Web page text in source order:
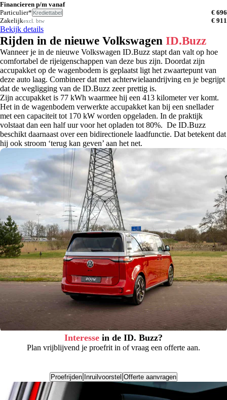
Financieren p/m vanaf
Particulier* Krediettabel
€ 696
Zakelijkexcl. btw € 911
Bekijk details
Rijden in de nieuwe Volkswagen ID.Buzz
Wanneer je in de nieuwe Volkswagen ID.Buzz stapt dan valt op hoe
comfortabel de rijeigenschappen van deze bus zijn. Doordat zijn
accupakket op de wagenbodem is geplaatst ligt het zwaartepunt van
deze auto laag. Combineer dat met achterwielaandrijving en je begrijpt
dat de wegligging van de ID.Buzz zeer prettig is.
Zijn accupakket is 77 kWh waarmee hij een 413 kilometer ver komt.
Het in de wagenbodem verwerkte accupakket kan bij een snellader
met een capaciteit tot 170 kW worden opgeladen. In de praktijk
volstaat dan een half uur voor het opladen tot 80%. De ID.Buzz
beschikt daarnaast over een bidirectionele laadfunctie. Dat betekent dat
hij ook stroom ‘terug kan geven’ aan het net.
Interesse in de ID. Buzz?
Plan vrijblijvend je proefrit in of vraag een offerte aan.
Proefrijden Inruilvoorstel Offerte aanvragen